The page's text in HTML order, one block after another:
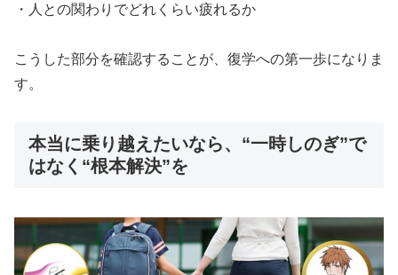
・人との関わりでどれくらい疲れるか
こうした部分を確認することが、復学への第一歩になりま
す。
本当に乗り越えたいなら、“一時しのぎ”で
はなく“根本解決”を